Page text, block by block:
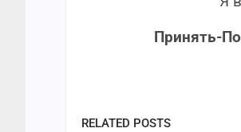
Принять-
RELATED POSTS